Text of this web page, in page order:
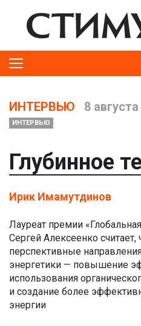
ИНТЕРВЬЮ 8
ИНТЕРВЬЮ
Глубинное
Ирик Имамутдинов
Лауреат премии
Сергей Алексеенко считает,
перспективные
энергетики — повышение
использования
и создание более
энергии